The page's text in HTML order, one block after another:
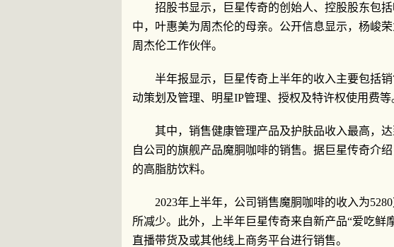
招股书显示，巨星传奇的创始人、控股股东包
中，叶惠美为周杰伦的母亲。公开信息显示，杨峻
周杰伦工作伙伴。
半年报显示，巨星传奇上半年的收入主要包括
动策划及管理、明星IP管理、授权及特许权使用费等
其中，销售健康管理产品及护肤品收入最高，
自公司的旗舰产品魔胴咖啡的销售。据巨星传奇介
的高脂肪饮料。
2023年上半年，公司销售魔胴咖啡的收入为
所减少。此外，上半年巨星传奇来自新产品“爱吃鲜
直播带货及或其他线上商务平台进行销售。